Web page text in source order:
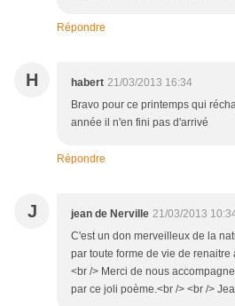
Répondre
H habert 21/03/2013 16:34
Bravo pour ce printemps qui
année il n'en fini pas d'arrivé
Répondre
J jean de Nerville 21/03/2013
C'est un don merveilleux de la
par toute forme de vie de
<br /> Merci de nous
par ce joli poème.<br /> <br />